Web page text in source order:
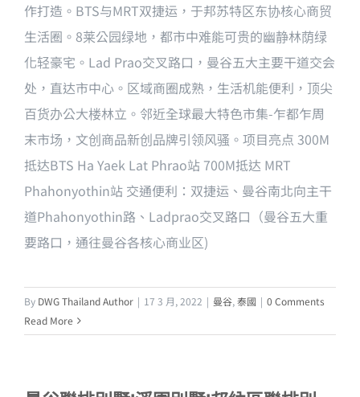
作打造。BTS与MRT双捷运，于邦苏特区东协核心商贸
生活圈。8莱公园绿地，都市中难能可贵的幽静林荫绿
化轻豪宅。Lad Prao交叉路口，曼谷五大主要干道交会
处，直达市中心。区域商圈成熟，生活机能便利，顶尖
百货办公大楼林立。邻近全球最大特色市集-乍都乍周
末市场，文创商品新创品牌引领风骚。项目亮点 300M
抵达BTS Ha Yaek Lat Phrao站 700M抵达 MRT
Phahonyothin站 交通便利：双捷运、曼谷南北向主干
道Phahonyothin路、Ladprao交叉路口（曼谷五大重
要路口，通往曼谷各核心商业区)
By DWG Thailand Author | 17 3 月, 2022 | 曼谷, 泰國 | 0 Comments
Read More